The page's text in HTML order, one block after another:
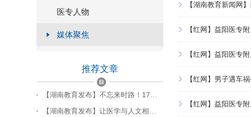
医专人物
媒体聚焦
推荐文章
【湖南教育发布】不忘来时路！17…
【湖南教育发布】让医学与人文相…
【湖南教育新闻网
【红网】益阳医专
【红网】益阳医专
【红网】男子遇车
【红网】益阳医专